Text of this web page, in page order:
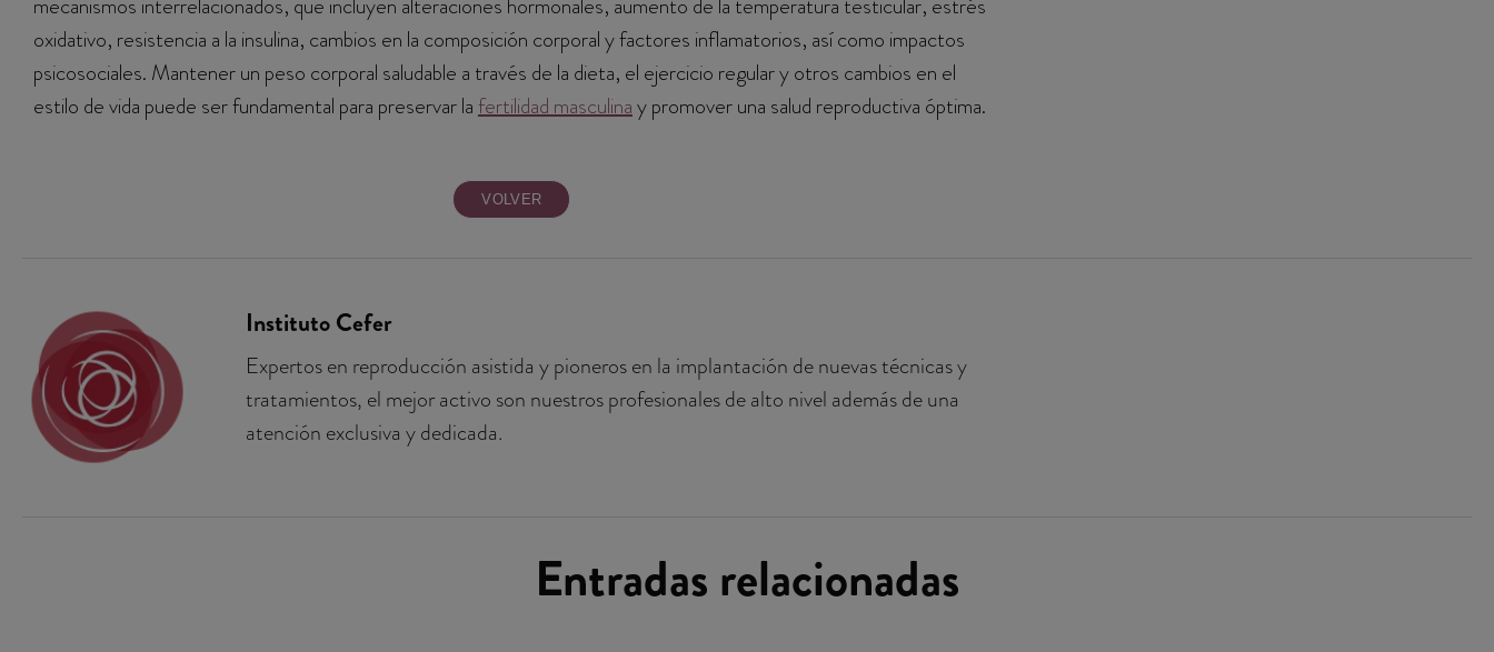
mecanismos interrelacionados, que incluyen alteraciones hormonales, aumento de la temperatura testicular, estrés
oxidativo, resistencia a la insulina, cambios en la composición corporal y factores inflamatorios, así como impactos
psicosociales. Mantener un peso corporal saludable a través de la dieta, el ejercicio regular y otros cambios en el
estilo de vida puede ser fundamental para preservar lafertilidad masculinay promover una salud reproductiva óptima.
VOLVER
Instituto Cefer
Expertos en reproducción asistida y pioneros en la implantación de nuevas técnicas y
tratamientos, el mejor activo son nuestros profesionales de alto nivel además de una
atención exclusiva y dedicada.
Entradas relacionadas